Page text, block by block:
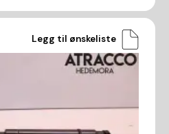
Legg til ønskeliste